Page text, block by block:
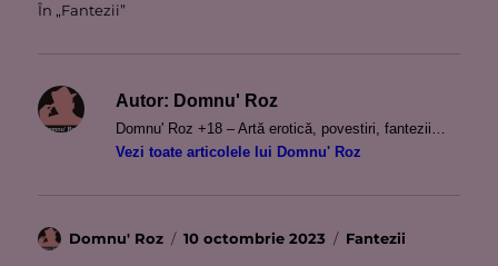
În „Fantezii”
Autor: Domnu' Roz
Domnu' Roz +18 – Artă erotică, povestiri, fantezii…
Vezi toate articolele lui Domnu' Roz
Autor
Domnu' Roz
Publicat
10 octombrie 2023 Categorii
Fantezii